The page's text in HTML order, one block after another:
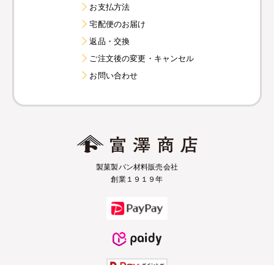
お支払方法
宅配便のお届け
返品・交換
ご注文後の変更・キャンセル
お問い合わせ
製菓製パン材料販売会社
創業１９１９年